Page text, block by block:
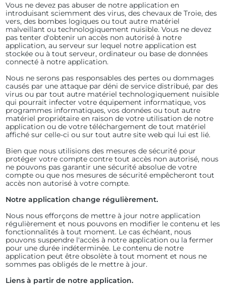
Vous ne devez pas abuser de notre application en
introduisant sciemment des virus, des chevaux de Troie, des
vers, des bombes logiques ou tout autre matériel
malveillant ou technologiquement nuisible. Vous ne devez
pas tenter d'obtenir un accès non autorisé à notre
application, au serveur sur lequel notre application est
stockée ou à tout serveur, ordinateur ou base de données
connecté à notre application.
Nous ne serons pas responsables des pertes ou dommages
causés par une attaque par déni de service distribué, par des
virus ou par tout autre matériel technologiquement nuisible
qui pourrait infecter votre équipement informatique, vos
programmes informatiques, vos données ou tout autre
matériel propriétaire en raison de votre utilisation de notre
application ou de votre téléchargement de tout matériel
affiché sur celle-ci ou sur tout autre site web qui lui est lié.
Bien que nous utilisions des mesures de sécurité pour
protéger votre compte contre tout accès non autorisé, nous
ne pouvons pas garantir une sécurité absolue de votre
compte ou que nos mesures de sécurité empêcheront tout
accès non autorisé à votre compte.
Notre application change régulièrement.
Nous nous efforçons de mettre à jour notre application
régulièrement et nous pouvons en modifier le contenu et les
fonctionnalités à tout moment. Le cas échéant, nous
pouvons suspendre l'accès à notre application ou la fermer
pour une durée indéterminée. Le contenu de notre
application peut être obsolète à tout moment et nous ne
sommes pas obligés de le mettre à jour.
Liens à partir de notre application.